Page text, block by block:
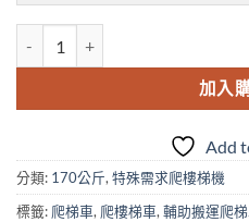
加入
Add
分類: 170公斤, 特殊需求爬樓梯機
標籤: 爬梯車, 爬樓梯車, 輔助搬運爬